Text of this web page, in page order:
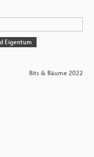
Eigentum
Bits & Bäume 2022